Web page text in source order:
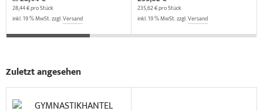
28,44 € pro Stück
inkl. 19 % MwSt. zzgl.Versand
235,62 € pro Stück
inkl. 19 % MwSt. zzgl.Versand
Zuletzt angesehen